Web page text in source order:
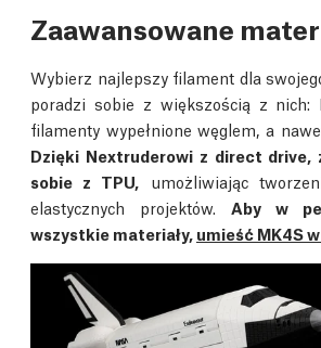
Zaawansowane
Wybierz najlepszy filament dla
poradzi sobie z większością z nich:
filamenty wypełnione węglem, a
Dzięki Nextruderowi z direct drive,
sobie z TPU, umożliwiając
elastycznych projektów. Aby w
wszystkie materiały, umieść MK4S